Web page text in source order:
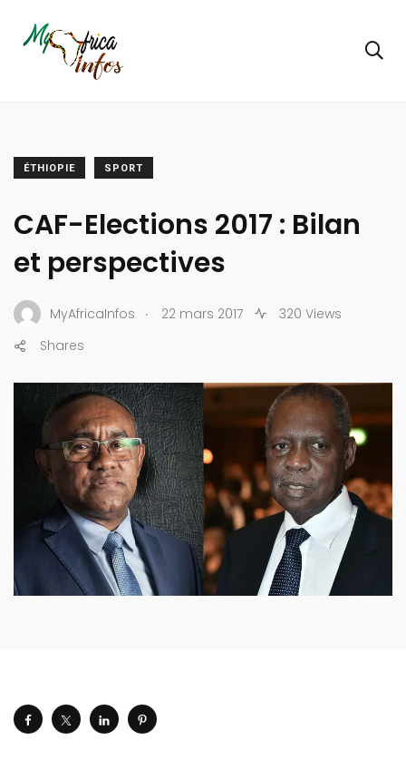
ÉTHIOPIE SPORT
CAF-Elections 2017 : Bilan
et perspectives
MyAfricaInfos . 22 mars 2017
320 Views
Shares